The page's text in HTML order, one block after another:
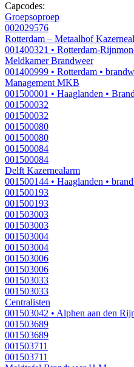
Capcodes:
Groepsoproep
002029576
Rotterdam – Metaalhof
001400321 • Rotterdam-
Meldkamer Brandweer
001400999 • Rotterdam •
Management MKB
001500001 • Haaglanden •
001500032
001500032
001500080
001500080
001500084
001500084
Delft Kazernealarm
001500144 • Haaglanden •
001500193
001500193
001503003
001503003
001503004
001503004
001503006
001503006
001503033
001503033
Centralisten
001503042 • Alphen aan den
001503689
001503689
001503711
001503711